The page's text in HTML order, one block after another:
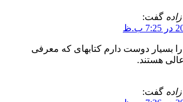
گفت:
بسیار دوست دارم ‌کتابهای که معرفی
هستند.
گفت: